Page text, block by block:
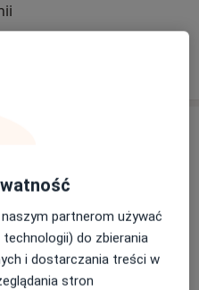
konsultacji /porady
lub sesji rozwoju
mapę
partnerom używać
do zbierania
i dostarczania treści w
stron